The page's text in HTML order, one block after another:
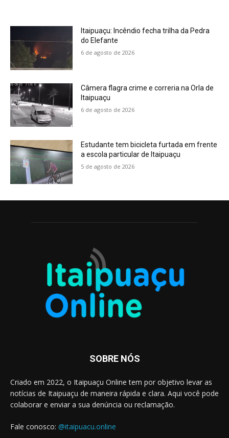
Itaipuaçu: Incêndio fecha trilha da Pedra
do Elefante
6 de agosto de 2026
Câmera flagra crime e correria na Orla de
Itaipuaçu
6 de agosto de 2026
Estudante tem bicicleta furtada em frente
a escola particular de Itaipuaçu
5 de agosto de 2026
SOBRE NÓS
Criado em 2022, o Itaipuaçu Online tem por objetivo levar as
notícias de Itaipuaçu de maneira rápida e clara. Aqui você pode
colaborar e enviar a sua denúncia ou reclamação.
Fale conosco: @itaipuacu.online